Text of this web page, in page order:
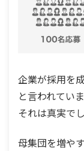
企業が採用を
と言われていま
それは真実で
母集団を増や